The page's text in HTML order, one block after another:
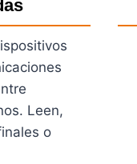
Leen,
o